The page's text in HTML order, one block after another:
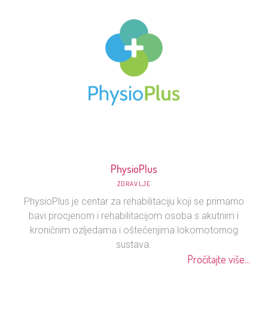
PhysioPlus
ZDRAVLJE
PhysioPlus je centar za rehabilitaciju koji se primarno
bavi procjenom i rehabilitacijom osoba s akutnim i
kroničnim ozljedama i oštećenjima lokomotornog
sustava.
Pročitajte više...